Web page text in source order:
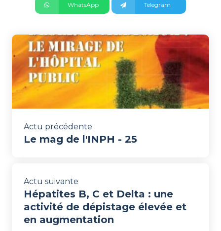
WhatsApp Telegram
Actu précédente
Le mag de l'INPH - 25
Actu suivante
Hépatites B, C et Delta : une
activité de dépistage élevée et
en augmentation